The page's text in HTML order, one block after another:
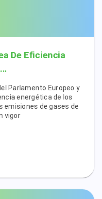
De Eficiencia
Parlamento Europeo y
energética de los
emisiones de gases de
vigor